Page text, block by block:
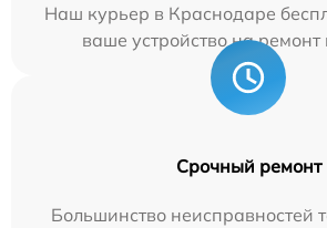
Наш курьер в Краснодаре
ваше устройство на ремонт
Срочный ремонт
Большинство неисправностей